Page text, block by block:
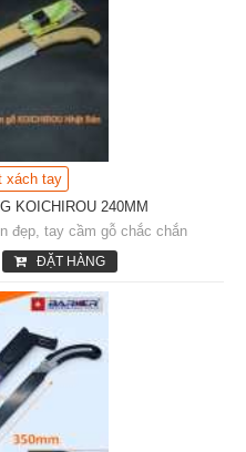
xách tay
KOICHIROU 240MM
đẹp, tay cầm gỗ chắc chắn
ĐẶT HÀNG